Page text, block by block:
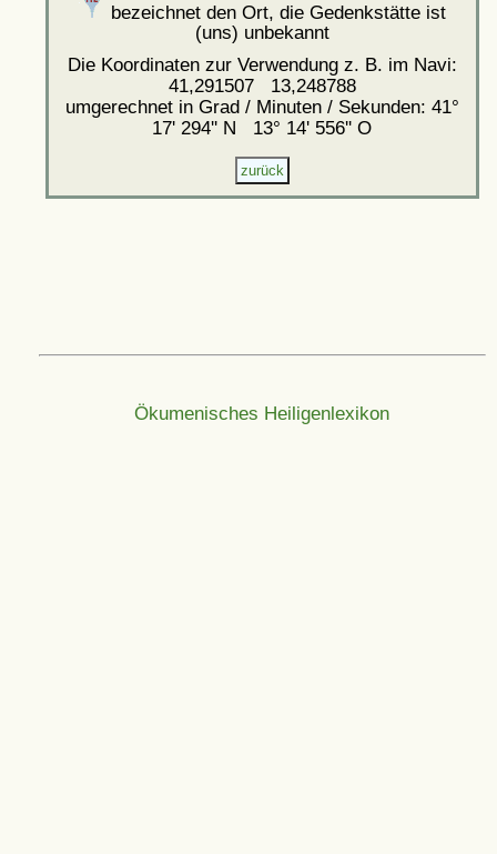
bezeichnet den Ort, die Gedenkstätte ist
(uns) unbekannt
Die Koordinaten zur Verwendung z. B. im Navi:
41,291507 13,248788
umgerechnet in Grad / Minuten / Sekunden: 41°
17' 294'' N 13° 14' 556'' O
Ökumenisches Heiligenlexikon